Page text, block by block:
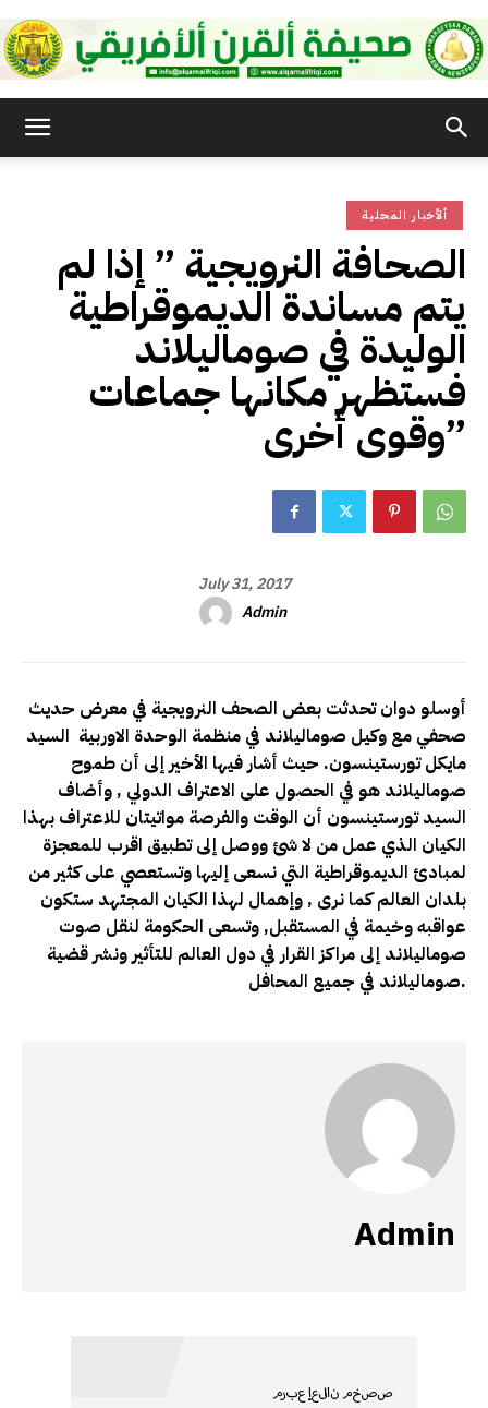
الأفريقي
ألأخبار المحلية
الصحافة النرويجية ” إذا لم
يتم مساندة الديموقراطية
الوليدة في صوماليلاند
فستظهر مكانها جماعات
وقوى أخرى”
July 31, 2017
Admin
أوسلو دوانتحدثت بعض الصحف النرويجية في معرض حديث
صحفي مع وكيل صوماليلاند في منظمة الوحدة الاوربية السيد
مايكل تورستينسون. حيث أشار فيها الأخير إلى أن طموح
صوماليلاند هو في الحصول على الاعتراف الدولي , وأضاف
السيد تورستينسون أن الوقت والفرصة مواتيتان للاعتراف بهذا
الكيان الذي عمل من لا شئ ووصل إلى تطبيق اقرب للمعجزة
لمبادئ الديموقراطية التي نسعى إليها وتستعصي على كثير من
بلدان العالم كما نرى , وإهمال لهذا الكيان المجتهد ستكون
عواقبه وخيمة في المستقبل, وتسعى الحكومة لنقل صوت
صوماليلاند إلى مراكز القرار في دول العالم للتأثير ونشر قضية
صوماليلاند في جميع المحافل.
Admin